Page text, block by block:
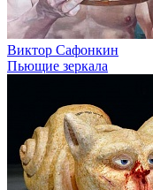
Виктор Сафонкин
Пьющие зеркала